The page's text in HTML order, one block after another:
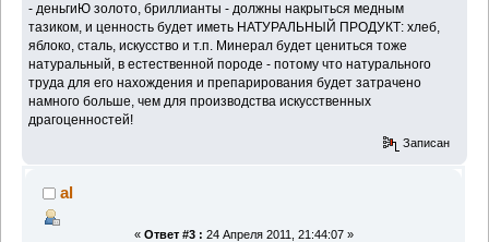
- деньгиЮ золото, бриллианты - должны накрыться медным
тазиком, и ценность будет иметь НАТУРАЛЬНЫЙ ПРОДУКТ: хлеб,
яблоко, сталь, искусство и т.п. Минерал будет цениться тоже
натуральный, в естественной породе - потому что натурального
труда для его нахождения и препарирования будет затрачено
намного больше, чем для производства искусственных
драгоценностей!
Записан
al
« Ответ #3 : 24 Апреля 2011, 21:44:07 »